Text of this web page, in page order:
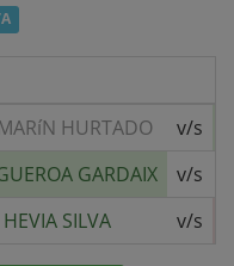
HURTADO
v/s
GARDAIX v/s
SILVA v/s